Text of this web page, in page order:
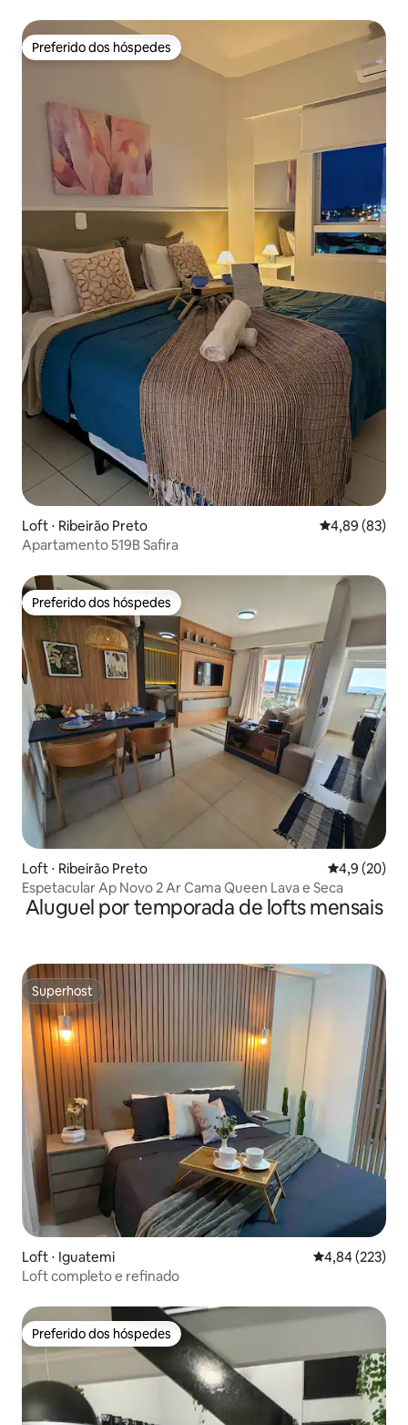
Preferido dos hóspedes
Preferido dos hóspedes
Loft ⋅ Ribeirão Preto 4,89 de uma
4,89 (83)
Apartamento 519B Safira
Preferido dos hóspedes
Preferido dos hóspedes
Loft ⋅ Ribeirão Preto 4,9 de uma
4,9 (20)
Espetacular Ap Novo 2 Ar Cama Queen Lava e Seca
Aluguel por temporada de lofts mensais
Superhost
Superhost
Loft ⋅ Iguatemi 4,84 de uma
4,84 (223)
Loft completo e refinado
Preferido dos hóspedes
Preferido dos hóspedes